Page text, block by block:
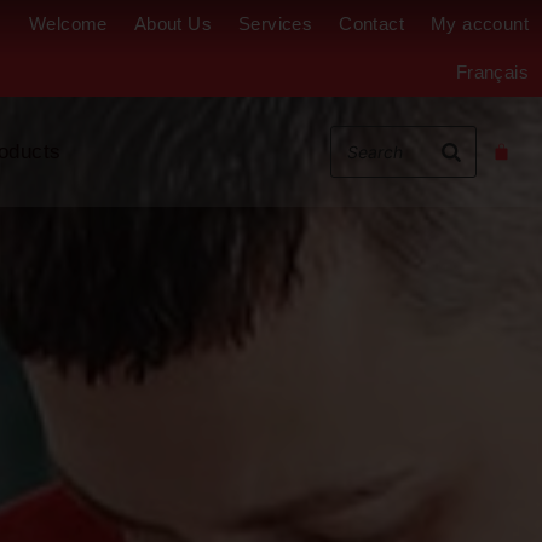
Welcome About Us Services Contact My account
Français